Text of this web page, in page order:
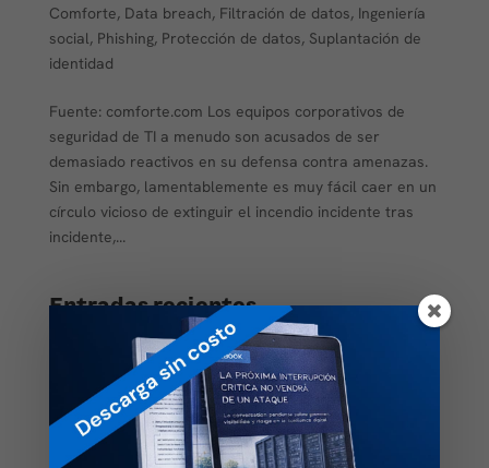
Comforte, Data breach, Filtración de datos, Ingeniería
social, Phishing, Protección de datos, Suplantación de
identidad
Fuente: comforte.com Los equipos corporativos de
seguridad de TI a menudo son acusados de ser
demasiado reactivos en su defensa contra amenazas.
Sin embargo, lamentablemente es muy fácil caer en un
círculo vicioso de extinguir el incendio incidente tras
incidente,...
Entradas recientes
Automatización o visibilidad: qué necesita realmente tu
Antes de automatizar tus certificados… ¿tienes
visibilidad completa?
Las preguntas que importan sobre los certificados